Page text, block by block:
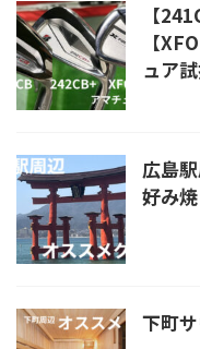
【
【
ュア試
広島
好み
下町